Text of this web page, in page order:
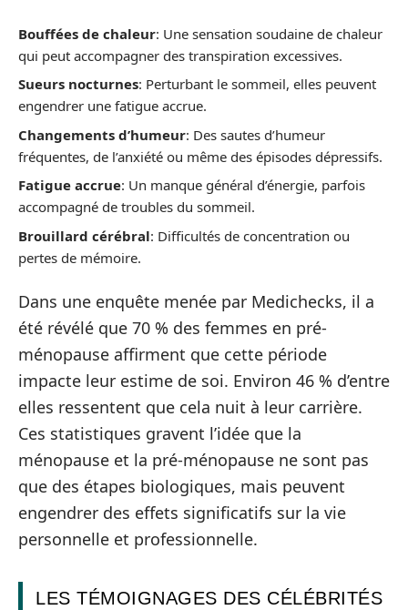
Bouffées de chaleur: Une sensation soudaine de chaleur
qui peut accompagner des transpiration excessives.
Sueurs nocturnes: Perturbant le sommeil, elles peuvent
engendrer une fatigue accrue.
Changements d’humeur: Des sautes d’humeur
fréquentes, de l’anxiété ou même des épisodes dépressifs.
Fatigue accrue: Un manque général d’énergie, parfois
accompagné de troubles du sommeil.
Brouillard cérébral: Difficultés de concentration ou
pertes de mémoire.
Dans une enquête menée par Medichecks, il a
été révélé que 70 % des femmes en pré-
ménopause affirment que cette période
impacte leur estime de soi. Environ 46 % d’entre
elles ressentent que cela nuit à leur carrière.
Ces statistiques gravent l’idée que la
ménopause et la pré-ménopause ne sont pas
que des étapes biologiques, mais peuvent
engendrer des effets significatifs sur la vie
personnelle et professionnelle.
LES TÉMOIGNAGES DES CÉLÉBRITÉS